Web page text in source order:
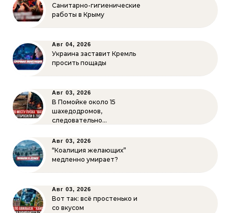
Санитарно-гигиенические
работы в Крыму
Авг 04, 2026
Украина заставит Кремль
просить пощады
Авг 03, 2026
В Помойке около 15
шахедодромов,
следовательно…
Авг 03, 2026
“Коалиция желающих”
медленно умирает?
Авг 03, 2026
Вот так: всё простенько и
со вкусом